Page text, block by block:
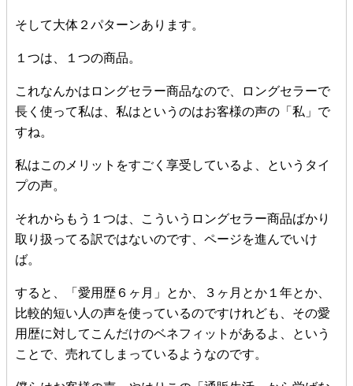
そして大体２パターンあります。
１つは、１つの商品。
これなんかはロングセラー商品なので、ロングセラーで
長く使って私は、私はというのはお客様の声の「私」で
すね。
私はこのメリットをすごく享受しているよ、というタイ
プの声。
それからもう１つは、こういうロングセラー商品ばかり
取り扱ってる訳ではないのです、ページを進んでいけ
ば。
すると、「愛用歴６ヶ月」とか、３ヶ月とか１年とか、
比較的短い人の声を使っているのですけれども、その愛
用歴に対してこんだけのベネフィットがあるよ、という
ことで、売れてしまっているようなのです。